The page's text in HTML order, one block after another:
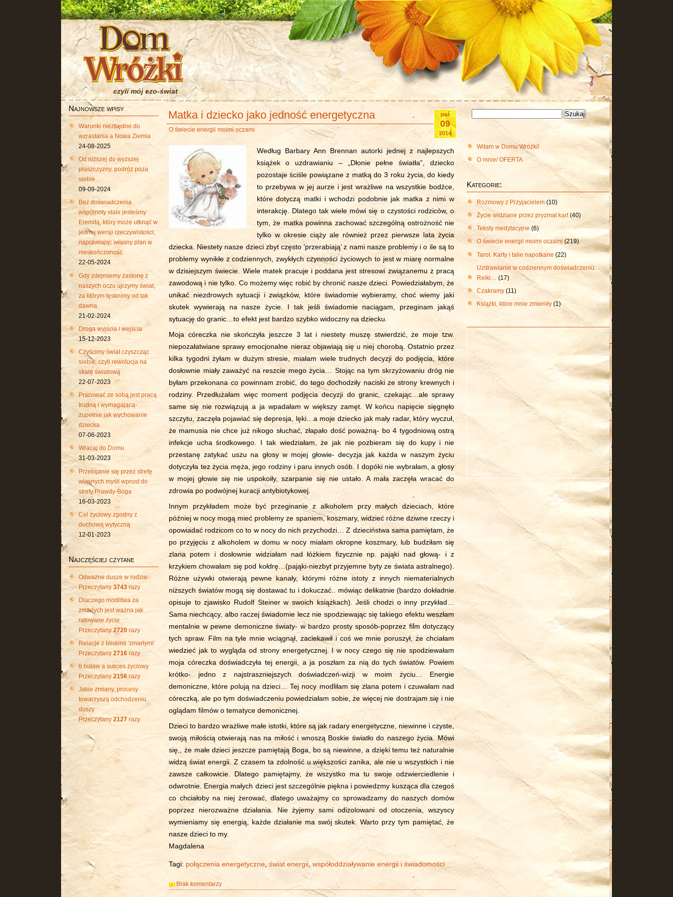
czyli mój ezo-świat
Najnowsze wpisy
Warunki niezbędne do
wzrastania a Nowa Ziemia
24-08-2025
Od niższej do wyższej
płaszczyzny, podróż poza
siebie
09-09-2024
Bez doświadczenia
wspólnoty stale jesteśmy
Eremitą, który może utknąć w
jednej wersji rzeczywistości,
naprawiając własny plan w
nieskończoność
22-05-2024
Gdy zdejmiemy zasłonę z
naszych oczu ujrzymy świat,
za którym tęsknimy od tak
dawna
21-02-2024
Droga wyjścia i wejścia
15-12-2023
Czyścimy świat czyszcząc
siebie, czyli rewolucja na
skalę światową
22-07-2023
Pracować ze sobą jest pracą
trudną i wymagającą-
zupełnie jak wychowanie
dziecka
07-06-2023
Wracaj do Domu
31-03-2023
Przebijanie się przez strefę
własnych myśli wprost do
strefy Prawdy-Boga
16-03-2023
Cel życiowy zgodny z
duchową wytyczną
12-01-2023
Najczęściej czytane
Odważne dusze w rodzie
Przeczytany 3743razy
Dlaczego modlitwa za
zmarłych jest ważna jak
ratowane życie
Przeczytany 2720 razy
Relacje z bliskimi ‘zmarłymi’
Przeczytany 2716 razy
6 buław a sukces życiowy
Przeczytany 2156 razy
Jakie zmiany, procesy
towarzyszą odchodzeniu
duszy
Przeczytany 2127 razy
paź
09
2014
Matka i dziecko jako jedność energetyczna
O świecie energii moimi oczami
Według Barbary Ann Brennan autorki jednej z najlepszych
książek o uzdrawianiu – „Dłonie pełne światła”, dziecko
pozostaje ściśle powiązane z matką do 3 roku życia, do kiedy
to przebywa w jej aurze i jest wrażliwe na wszystkie bodźce,
które dotyczą matki i wchodzi podobnie jak matka z nimi w
interakcję. Dlatego tak wiele mówi się o czystości rodziców, o
tym, że matka powinna zachować szczególną ostrożność nie
tylko w okresie ciąży ale również przez pierwsze lata życia
dziecka. Niestety nasze dzieci zbyt często ‘przerabiają’ z nami nasze problemy i o ile są to
problemy wynikłe z codziennych, zwykłych czynności życiowych to jest w miarę normalne
w dzisiejszym świecie. Wiele matek pracuje i poddana jest stresowi związanemu z pracą
zawodową i nie tylko. Co możemy więc robić by chronić nasze dzieci. Powiedziałabym, że
unikać niezdrowych sytuacji i związków, które świadomie wybieramy, choć wiemy jaki
skutek wywierają na nasze życie. I tak jeśli świadomie naciągam, przeginam jakąś
sytuację do granic…to efekt jest bardzo szybko widoczny na dziecku.
Moja córeczka nie skończyła jeszcze 3 lat i niestety muszę stwierdzić, że moje tzw.
niepozałatwiane sprawy emocjonalne nieraz objawiają się u niej chorobą. Ostatnio przez
kilka tygodni żyłam w dużym stresie, miałam wiele trudnych decyzji do podjęcia, które
dosłownie miały zaważyć na reszcie mego życia… Stojąc na tym skrzyżowaniu dróg nie
byłam przekonana co powinnam zrobić, do tego dochodziły naciski ze strony krewnych i
rodziny. Przedłużałam więc moment podjęcia decyzji do granic, czekając…ale sprawy
same się nie rozwiązują a ja wpadałam w większy zamęt. W końcu napięcie sięgnęło
szczytu, zaczęła pojawiać się depresja, lęki…a moje dziecko jak mały radar, który wyczuł,
że mamusia nie chce już nikogo słuchać, złapało dość poważną- bo 4 tygodniową ostrą
infekcje ucha środkowego. I tak wiedziałam, że jak nie pozbieram się do kupy i nie
przestanę zatykać uszu na głosy w mojej głowie- decyzja jak każda w naszym życiu
dotyczyła tez życia męża, jego rodziny i paru innych osób. I dopóki nie wybrałam, a głosy
w mojej głowie się nie uspokoiły, szarpanie się nie ustało. A mała zaczęła wracać do
zdrowia po podwójnej kuracji antybiotykowej.
Innym przykładem może być przeginanie z alkoholem przy małych dzieciach, które
później w nocy mogą mieć problemy ze spaniem, koszmary, widzieć różne dziwne rzeczy i
opowiadać rodzicom co to w nocy do nich przychodzi… Z dzieciństwa sama pamiętam, że
po przyjęciu z alkoholem w domu w nocy miałam okropne koszmary, lub budziłam się
zlana potem i dosłownie widziałam nad łóżkiem fizycznie np. pająki nad głową- i z
krzykiem chowałam się pod kołdrę…(pająki-niezbyt przyjemne byty ze świata astralnego).
Różne używki otwierają pewne kanały, którymi różne istoty z innych niematerialnych
niższych światów mogą się dostawać tu i dokuczać.. mówiąc delikatnie (bardzo dokładnie
opisuje to zjawisko Rudolf Steiner w swoich książkach). Jeśli chodzi o inny przykład…
Sama niechcący, albo raczej świadomie lecz nie spodziewając się takiego efektu weszłam
mentalnie w pewne demoniczne światy- w bardzo prosty sposób-poprzez film dotyczący
tych spraw. Film na tyle mnie wciągnął, zaciekawił i coś we mnie poruszył, że chciałam
wiedzieć jak to wygląda od strony energetycznej. I w nocy czego się nie spodziewałam
moja córeczka doświadczyła tej energii, a ja poszłam za nią do tych światów. Powiem
krótko- jedno z najstraszniejszych doświadczeń-wizji w moim życiu… Energie
demoniczne, które polują na dzieci… Tej nocy modliłam się zlana potem i czuwałam nad
córeczką, ale po tym doświadczeniu powiedziałam sobie, że więcej nie dostrajam się i nie
oglądam filmów o tematyce demonicznej.
Dzieci to bardzo wrażliwe małe istotki, które są jak radary energetyczne, niewinne i czyste,
swoją miłością otwierają nas na miłość i wnoszą Boskie światło do naszego życia. Mówi
się,, że małe dzieci jeszcze pamiętają Boga, bo są niewinne, a dzięki temu też naturalnie
widzą świat energii. Z czasem ta zdolność u większości zanika, ale nie u wszystkich i nie
zawsze całkowicie. Dlatego pamiętajmy, że wszystko ma tu swoje odzwierciedlenie i
odwrotnie. Energia małych dzieci jest szczególnie piękna i powiedzmy kusząca dla czegoś
co chciałoby na niej żerować, dlatego uważajmy co sprowadzamy do naszych domów
poprzez nierozważne działania. Nie żyjemy sami odizolowani od otoczenia, wszyscy
wymieniamy się energią, każde działanie ma swój skutek. Warto przy tym pamiętać, że
nasze dzieci to my.
Magdalena
Tagi: połączenia energetyczne świat energii współoddziaływanie energii i świadomości
Brak komentarzy
Witam w Domu Wróżki!
O mnie/ OFERTA
Kategorie:
Rozmowy z Przyjacielem (10)
Życie widziane przez pryzmat kart(40)
Teksty medytacyjne (6)
O świecie energii moimi oczami (219)
Tarot. Karty i talie napotkane (22)
Uzdrawianie w codziennym doświadczeniu.
Reiki… (17)
Czakramy (11)
Książki, które mnie zmieniły (1)